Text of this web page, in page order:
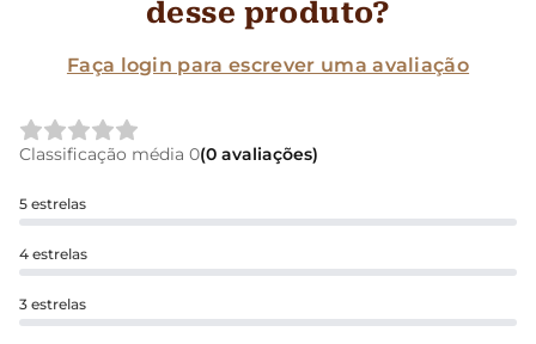
desse produto?
Faça login para escrever uma avaliação
Classificação média 0(0 avaliações)
5 estrelas
4 estrelas
3 estrelas